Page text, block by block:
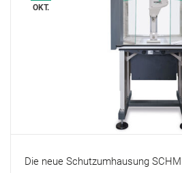
OKT.
Die neue Schutzumhausung